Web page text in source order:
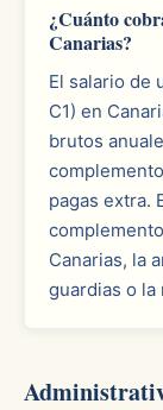
¿Cuánto
Canarias?
El salario de
C1) en
brutos
pagas extra.
Canarias, la
guardias o la